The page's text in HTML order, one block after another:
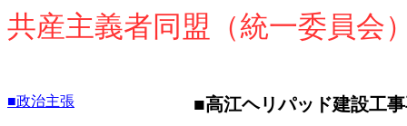
共産主義者同盟（統一委員会
■政治主張 ■高江ヘリパッド建設工